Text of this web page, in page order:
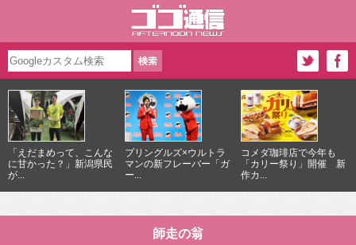
「えだまめって、こんな
に甘かった？」新潟県民
が...
プリングルズ×ウルトラ
マンの新フレーバー「ガ
ー...
コメダ珈琲店で今年も
「カリー祭り」開催 新
作カ...
師走の翁